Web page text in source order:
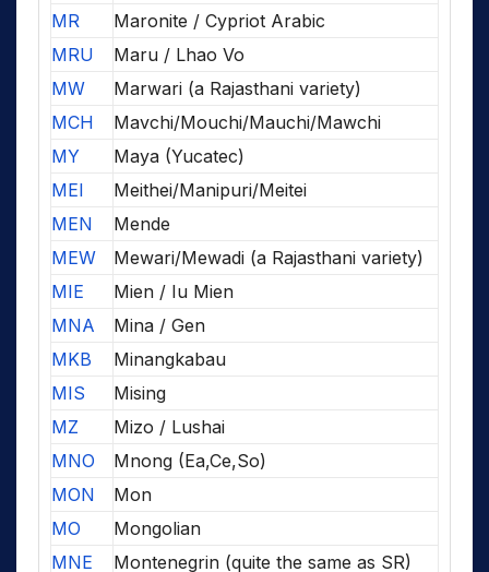
MR
Maronite / Cypriot Arabic
MRU
Maru / Lhao Vo
MW
Marwari (a Rajasthani variety)
MCH
Mavchi/Mouchi/Mauchi/Mawchi
MY
Maya (Yucatec)
MEI
Meithei/Manipuri/Meitei
MEN
Mende
MEW
Mewari/Mewadi (a Rajasthani variety)
MIE
Mien / Iu Mien
MNA
Mina / Gen
MKB
Minangkabau
MIS
Mising
MZ
Mizo / Lushai
MNO
Mnong (Ea,Ce,So)
MON
Mon
MO
Mongolian
MNE
Montenegrin (quite the same as SR)